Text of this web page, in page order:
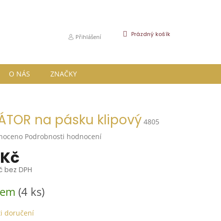
Přihlášení
NÁKUPNÍ
Prázdný košík
O NÁS ZNAČKY
na pásku klipový 4805
Podrobnosti hodnocení
bez DPH
(4 ks)
doručení